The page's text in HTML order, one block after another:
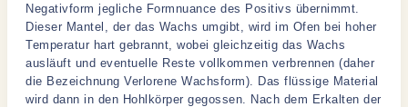
Negativform jegliche Formnuance des Positivs übernimmt.
Dieser Mantel, der das Wachs umgibt, wird im Ofen bei hoher
Temperatur hart gebrannt, wobei gleichzeitig das Wachs
ausläuft und eventuelle Reste vollkommen verbrennen (daher
die Bezeichnung Verlorene Wachsform). Das flüssige Material
wird dann in den Hohlkörper gegossen. Nach dem Erkalten der